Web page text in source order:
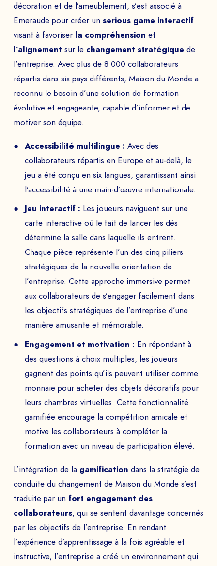
décoration et de l’ameublement, s’est associé à
Emeraude pour créer un serious game interactif
visant à favoriser la compréhension et
l’alignement sur le changement stratégique de
l’entreprise. Avec plus de 8 000 collaborateurs
répartis dans six pays différents, Maison du Monde a
reconnu le besoin d’une solution de formation
évolutive et engageante, capable d’informer et de
motiver son équipe.
Accessibilité multilingue : Avec des
collaborateurs répartis en Europe et au-delà, le
jeu a été conçu en six langues, garantissant ainsi
l’accessibilité à une main-d’œuvre internationale.
Jeu interactif : Les joueurs naviguent sur une
carte interactive où le fait de lancer les dés
détermine la salle dans laquelle ils entrent.
Chaque pièce représente l’un des cinq piliers
stratégiques de la nouvelle orientation de
l’entreprise. Cette approche immersive permet
aux collaborateurs de s’engager facilement dans
les objectifs stratégiques de l’entreprise d’une
manière amusante et mémorable.
Engagement et motivation : En répondant à
des questions à choix multiples, les joueurs
gagnent des points qu’ils peuvent utiliser comme
monnaie pour acheter des objets décoratifs pour
leurs chambres virtuelles. Cette fonctionnalité
gamifiée encourage la compétition amicale et
motive les collaborateurs à compléter la
formation avec un niveau de participation élevé.
L’intégration de la gamification dans la stratégie de
conduite du changement de Maison du Monde s’est
traduite par un fort engagement des
collaborateurs, qui se sentent davantage concernés
par les objectifs de l’entreprise. En rendant
l’expérience d’apprentissage à la fois agréable et
instructive, l’entreprise a créé un environnement qui